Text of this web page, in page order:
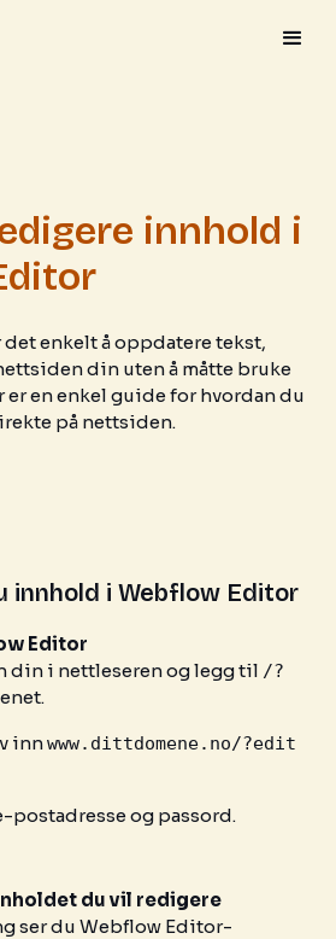
innhold i
enkelt å oppdatere tekst,
din uten å måtte bruke
er en enkel guide for hvordan du
på nettsiden.
innhold i Webflow Editor
Editor
din i nettleseren og legg til /?
innwww.dittdomene.no/?edit
postadresse og passord.
du vil redigere
ser du Webflow Editor-